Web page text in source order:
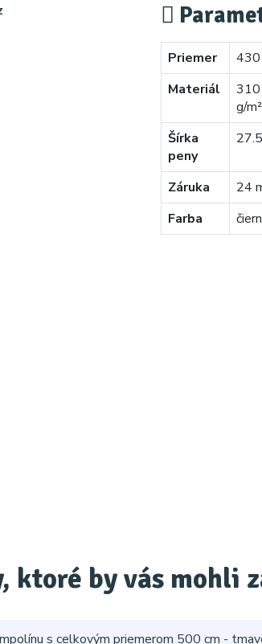
Priemer
430
Materiál
310
g/
Šírka
peny
Záruka
24
Farba
ktoré by vás mohli